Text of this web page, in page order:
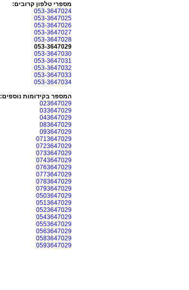
מספרי טלפון קרובים:
053-3647024
053-3647025
053-3647026
053-3647027
053-3647028
053-3647029
053-3647030
053-3647031
053-3647032
053-3647033
053-3647034
המספר בקידומות נוספים:
023647029
033647029
043647029
083647029
093647029
0713647029
0723647029
0733647029
0743647029
0763647029
0773647029
0783647029
0793647029
0503647029
0513647029
0523647029
0543647029
0553647029
0563647029
0583647029
0593647029